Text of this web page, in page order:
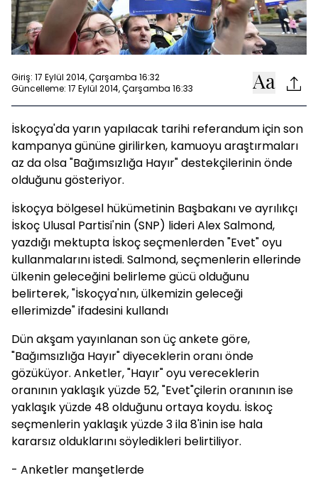
Giriş: 17 Eylül 2014, Çarşamba 16:32
Güncelleme: 17 Eylül 2014, Çarşamba 16:33
İskoçya'da yarın yapılacak tarihi referandum için son
kampanya gününe girilirken, kamuoyu araştırmaları
az da olsa "Bağımsızlığa Hayır" destekçilerinin önde
olduğunu gösteriyor.
İskoçya bölgesel hükümetinin Başbakanı ve ayrılıkçı
İskoç Ulusal Partisi'nin (SNP) lideri Alex Salmond,
yazdığı mektupta İskoç seçmenlerden "Evet" oyu
kullanmalarını istedi. Salmond, seçmenlerin ellerinde
ülkenin geleceğini belirleme gücü olduğunu
belirterek, "İskoçya'nın, ülkemizin geleceği
ellerimizde" ifadesini kullandı
Dün akşam yayınlanan son üç ankete göre,
"Bağımsızlığa Hayır" diyeceklerin oranı önde
gözüküyor. Anketler, "Hayır" oyu vereceklerin
oranının yaklaşık yüzde 52, "Evet"çilerin oranının ise
yaklaşık yüzde 48 olduğunu ortaya koydu. İskoç
seçmenlerin yaklaşık yüzde 3 ila 8'inin ise hala
kararsız olduklarını söyledikleri belirtiliyor.
- Anketler manşetlerde